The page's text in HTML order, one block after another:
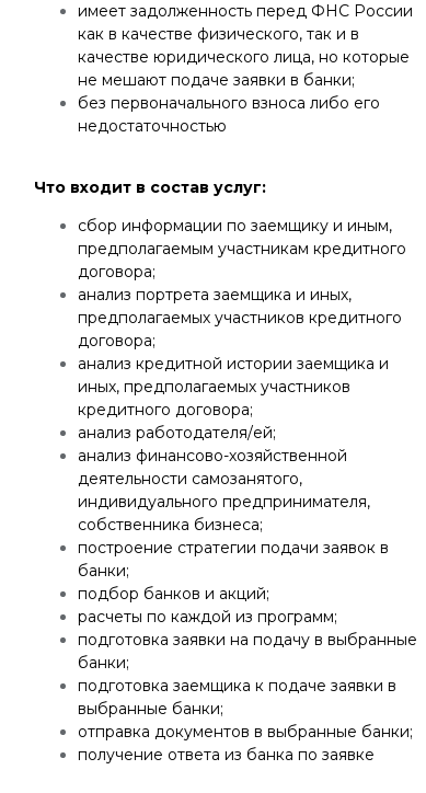
имеет задолженность перед ФНС России
как в качестве физического, так и в
качестве юридического лица, но которые
не мешают подаче заявки в банки;
без первоначального взноса либо его
недостаточностью
Что входит в состав услуг:
сбор информации по заемщику и иным,
предполагаемым участникам кредитного
договора;
анализ портрета заемщика и иных,
предполагаемых участников кредитного
договора;
анализ кредитной истории заемщика и
иных, предполагаемых участников
кредитного договора;
анализ работодателя/ей;
анализ финансово-хозяйственной
деятельности самозанятого,
индивидуального предпринимателя,
собственника бизнеса;
построение стратегии подачи заявок в
банки;
подбор банков и акций;
расчеты по каждой из программ;
подготовка заявки на подачу в выбранные
банки;
подготовка заемщика к подаче заявки в
выбранные банки;
отправка документов в выбранные банки;
получение ответа из банка по заявке